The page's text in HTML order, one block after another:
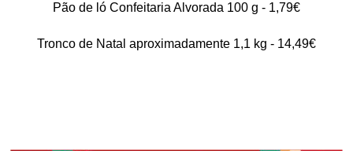
Pão de ló Confeitaria Alvorada 100 g - 1,79€
Tronco de Natal aproximadamente 1,1 kg - 14,49€